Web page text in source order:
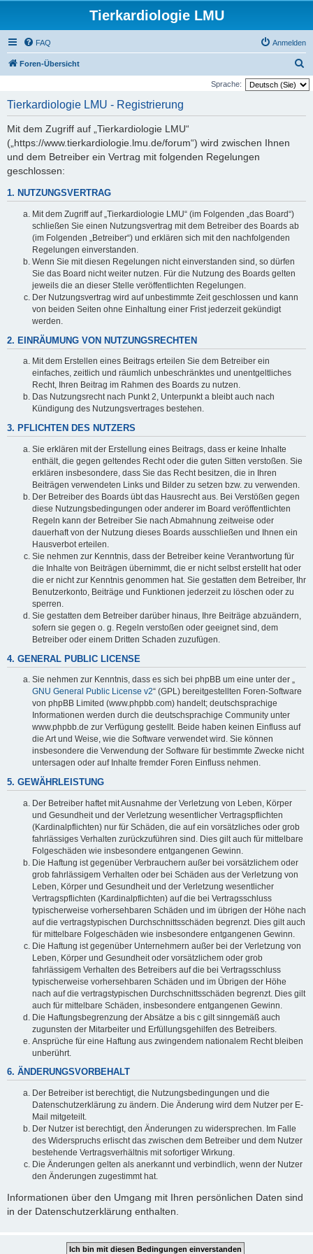
Tierkardiologie LMU
FAQ Anmelden
Foren-Übersicht
u
Sprache:
Tierkardiologie LMU - Registrierung
Mit dem Zugriff auf „Tierkardiologie LMU“
(„https://www.tierkardiologie.lmu.de/forum“) wird zwischen Ihnen
und dem Betreiber ein Vertrag mit folgenden Regelungen
geschlossen:
1. NUTZUNGSVERTRAG
Mit dem Zugriff auf „Tierkardiologie LMU“ (im Folgenden „das Board“)
schließen Sie einen Nutzungsvertrag mit dem Betreiber des Boards ab
(im Folgenden „Betreiber“) und erklären sich mit den nachfolgenden
Regelungen einverstanden.
Wenn Sie mit diesen Regelungen nicht einverstanden sind, so dürfen
Sie das Board nicht weiter nutzen. Für die Nutzung des Boards gelten
jeweils die an dieser Stelle veröffentlichten Regelungen.
Der Nutzungsvertrag wird auf unbestimmte Zeit geschlossen und kann
von beiden Seiten ohne Einhaltung einer Frist jederzeit gekündigt
werden.
2. EINRÄUMUNG VON NUTZUNGSRECHTEN
Mit dem Erstellen eines Beitrags erteilen Sie dem Betreiber ein
einfaches, zeitlich und räumlich unbeschränktes und unentgeltliches
Recht, Ihren Beitrag im Rahmen des Boards zu nutzen.
Das Nutzungsrecht nach Punkt 2, Unterpunkt a bleibt auch nach
Kündigung des Nutzungsvertrages bestehen.
3. PFLICHTEN DES NUTZERS
Sie erklären mit der Erstellung eines Beitrags, dass er keine Inhalte
enthält, die gegen geltendes Recht oder die guten Sitten verstoßen. Sie
erklären insbesondere, dass Sie das Recht besitzen, die in Ihren
Beiträgen verwendeten Links und Bilder zu setzen bzw. zu verwenden.
Der Betreiber des Boards übt das Hausrecht aus. Bei Verstößen gegen
diese Nutzungsbedingungen oder anderer im Board veröffentlichten
Regeln kann der Betreiber Sie nach Abmahnung zeitweise oder
dauerhaft von der Nutzung dieses Boards ausschließen und Ihnen ein
Hausverbot erteilen.
Sie nehmen zur Kenntnis, dass der Betreiber keine Verantwortung für
die Inhalte von Beiträgen übernimmt, die er nicht selbst erstellt hat oder
die er nicht zur Kenntnis genommen hat. Sie gestatten dem Betreiber, Ihr
Benutzerkonto, Beiträge und Funktionen jederzeit zu löschen oder zu
sperren.
Sie gestatten dem Betreiber darüber hinaus, Ihre Beiträge abzuändern,
sofern sie gegen o. g. Regeln verstoßen oder geeignet sind, dem
Betreiber oder einem Dritten Schaden zuzufügen.
4. GENERAL PUBLIC LICENSE
Sie nehmen zur Kenntnis, dass es sich bei phpBB um eine unter der „
GNU General Public License v2“ (GPL) bereitgestellten Foren-Software
von phpBB Limited (www.phpbb.com) handelt; deutschsprachige
Informationen werden durch die deutschsprachige Community unter
www.phpbb.de zur Verfügung gestellt. Beide haben keinen Einfluss auf
die Art und Weise, wie die Software verwendet wird. Sie können
insbesondere die Verwendung der Software für bestimmte Zwecke nicht
untersagen oder auf Inhalte fremder Foren Einfluss nehmen.
5. GEWÄHRLEISTUNG
Der Betreiber haftet mit Ausnahme der Verletzung von Leben, Körper
und Gesundheit und der Verletzung wesentlicher Vertragspflichten
(Kardinalpflichten) nur für Schäden, die auf ein vorsätzliches oder grob
fahrlässiges Verhalten zurückzuführen sind. Dies gilt auch für mittelbare
Folgeschäden wie insbesondere entgangenen Gewinn.
Die Haftung ist gegenüber Verbrauchern außer bei vorsätzlichem oder
grob fahrlässigem Verhalten oder bei Schäden aus der Verletzung von
Leben, Körper und Gesundheit und der Verletzung wesentlicher
Vertragspflichten (Kardinalpflichten) auf die bei Vertragsschluss
typischerweise vorhersehbaren Schäden und im übrigen der Höhe nach
auf die vertragstypischen Durchschnittsschäden begrenzt. Dies gilt auch
für mittelbare Folgeschäden wie insbesondere entgangenen Gewinn.
Die Haftung ist gegenüber Unternehmern außer bei der Verletzung von
Leben, Körper und Gesundheit oder vorsätzlichem oder grob
fahrlässigem Verhalten des Betreibers auf die bei Vertragsschluss
typischerweise vorhersehbaren Schäden und im Übrigen der Höhe
nach auf die vertragstypischen Durchschnittsschäden begrenzt. Dies gilt
auch für mittelbare Schäden, insbesondere entgangenen Gewinn.
Die Haftungsbegrenzung der Absätze a bis c gilt sinngemäß auch
zugunsten der Mitarbeiter und Erfüllungsgehilfen des Betreibers.
Ansprüche für eine Haftung aus zwingendem nationalem Recht bleiben
unberührt.
6. ÄNDERUNGSVORBEHALT
Der Betreiber ist berechtigt, die Nutzungsbedingungen und die
Datenschutzerklärung zu ändern. Die Änderung wird dem Nutzer per E-
Mail mitgeteilt.
Der Nutzer ist berechtigt, den Änderungen zu widersprechen. Im Falle
des Widerspruchs erlischt das zwischen dem Betreiber und dem Nutzer
bestehende Vertragsverhältnis mit sofortiger Wirkung.
Die Änderungen gelten als anerkannt und verbindlich, wenn der Nutzer
den Änderungen zugestimmt hat.
Informationen über den Umgang mit Ihren persönlichen Daten sind
in der Datenschutzerklärung enthalten.